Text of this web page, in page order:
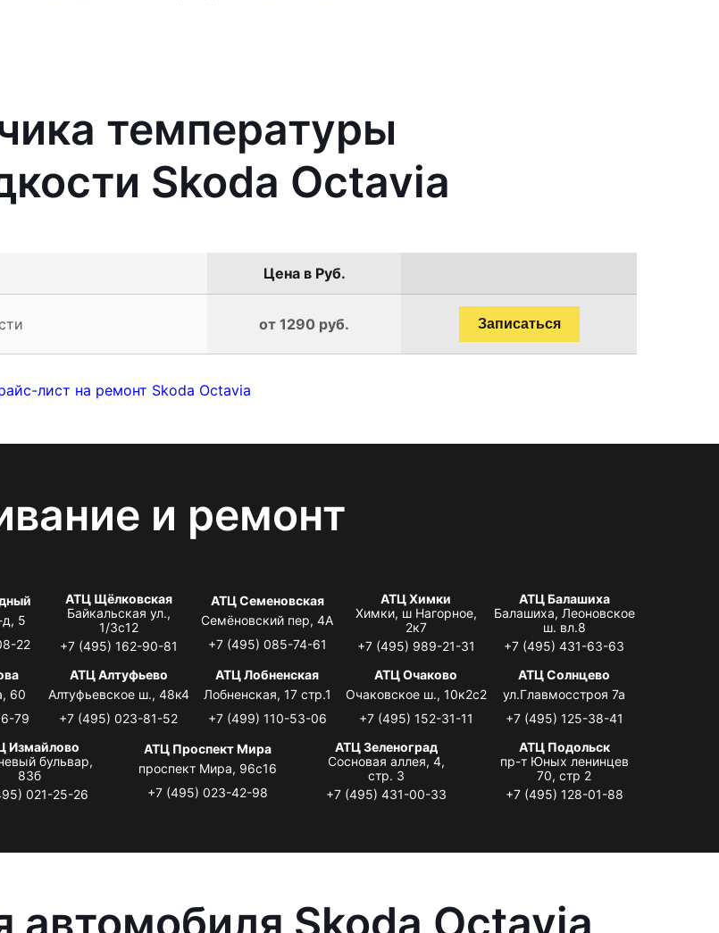
температуры
Skoda Octavia
Цена в Руб.
от 1290 руб. Записаться
лист на ремонт Skoda Octavia
и ремонт
д, 5
22
АТЦ Щёлковская
Байкальская ул.,
1/3с12
+7 (495) 162-90-81
АТЦ Семеновская
Семёновский пер, 4А
+7 (495) 085-74-61
АТЦ Химки
Химки, ш Нагорное,
2к7
+7 (495) 989-21-31
АТЦ Балашиха
Балашиха, Леоновское
ш. вл.8
+7 (495) 431-63-63
60
79
АТЦ Алтуфьево
Алтуфьевское ш., 48к4
+7 (495) 023-81-52
АТЦ Лобненская
Лобненская, 17 стр.1
+7 (499) 110-53-06
АТЦ Очаково
Очаковское ш., 10к2с2
+7 (495) 152-31-11
АТЦ Солнцево
ул.Главмосстроя 7а
+7 (495) 125-38-41
Измайлово
бульвар,
83б
021-25-26
АТЦ Проспект Мира
проспект Мира, 96с16
+7 (495) 023-42-98
АТЦ Зеленоград
Сосновая аллея, 4,
стр. 3
+7 (495) 431-00-33
АТЦ Подольск
пр-т Юных ленинцев
70, стр 2
+7 (495) 128-01-88